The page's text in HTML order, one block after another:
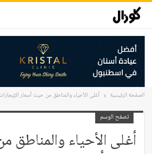
الصفحة الرئيسية أغلى الأحياء والمناطق من حيث أسعار
تصفح الوسم
أغلى الأحياء والمناطق